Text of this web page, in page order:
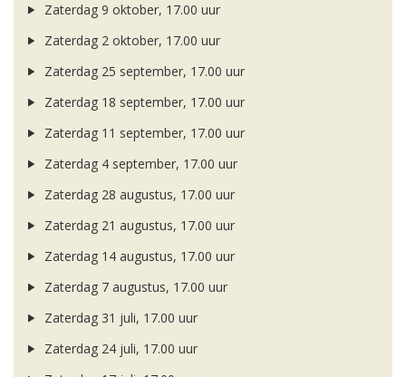
Zaterdag 9 oktober, 17.00 uur
Zaterdag 2 oktober, 17.00 uur
Zaterdag 25 september, 17.00 uur
Zaterdag 18 september, 17.00 uur
Zaterdag 11 september, 17.00 uur
Zaterdag 4 september, 17.00 uur
Zaterdag 28 augustus, 17.00 uur
Zaterdag 21 augustus, 17.00 uur
Zaterdag 14 augustus, 17.00 uur
Zaterdag 7 augustus, 17.00 uur
Zaterdag 31 juli, 17.00 uur
Zaterdag 24 juli, 17.00 uur